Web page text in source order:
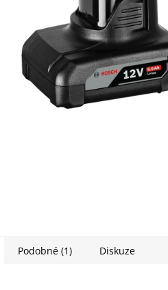
Podobné (1) Diskuze